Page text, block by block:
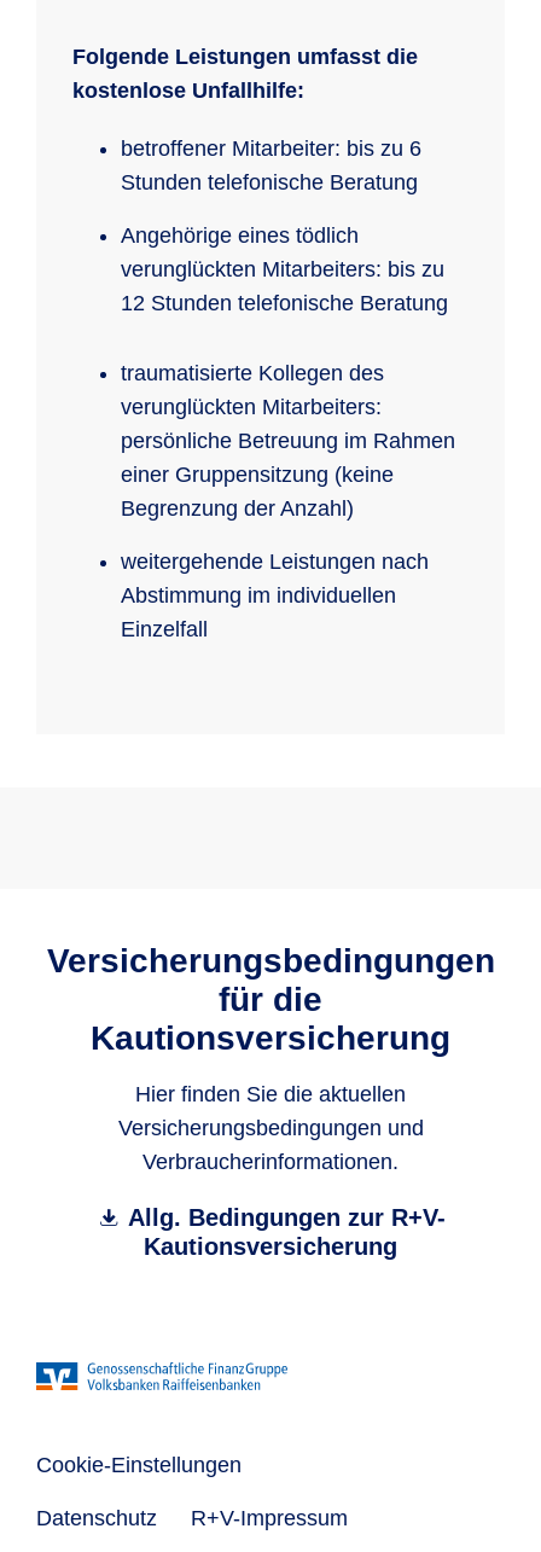
Folgende Leistungen umfasst die
kostenlose Unfallhilfe:
betroffener Mitarbeiter: bis zu 6
Stunden telefonische Beratung
Angehörige eines tödlich
verunglückten Mitarbeiters: bis zu
12 Stunden telefonische Beratung
traumatisierte Kollegen des
verunglückten Mitarbeiters:
persönliche Betreuung im Rahmen
einer Gruppensitzung (keine
Begrenzung der Anzahl)
weitergehende Leistungen nach
Abstimmung im individuellen
Einzelfall
Versicherungsbedingungen
für die
Kautionsversicherung
Hier finden Sie die aktuellen
Versicherungsbedingungen und
Verbraucherinformationen.
Allg. Bedingungen zur R+V-
Kautionsversicherung
Cookie-Einstellungen
Datenschutz R+V-Impressum